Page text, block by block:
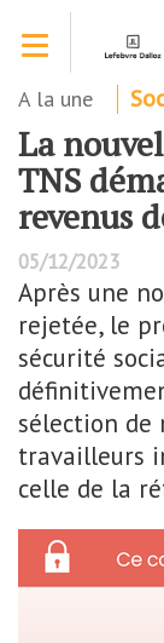
contenu
A la une
La
TNS
revenus
05/12/2023
Après une
rejetée, le
sécurité
sélection de
travailleurs
celle de la